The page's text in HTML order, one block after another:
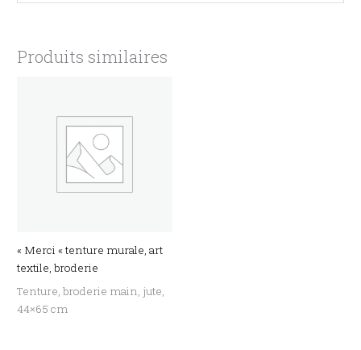
Produits similaires
« Merci « tenture murale, art
textile, broderie
Tenture, broderie main, jute,
44×65 cm